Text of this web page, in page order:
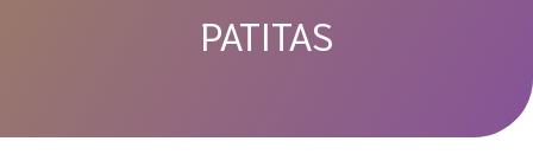
PATITAS